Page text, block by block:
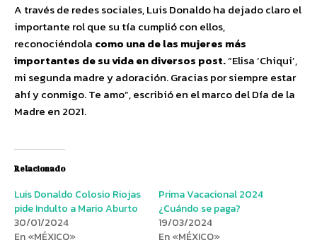
A través de redes sociales, Luis Donaldo ha dejado claro el
importante rol que su tía cumplió con ellos,
reconociéndola como una de las mujeres más
importantes de su vida en diversos post.“Elisa ‘Chiqui’,
mi segunda madre y adoración. Gracias por siempre estar
ahí y conmigo. Te amo”, escribió en el marco del Día de la
Madre en 2021.
Relacionado
Luis Donaldo Colosio Riojas
pide Indulto a Mario Aburto
30/01/2024
En «MÉXICO»
Prima Vacacional 2024
¿Cuándo se paga?
19/03/2024
En «MÉXICO»